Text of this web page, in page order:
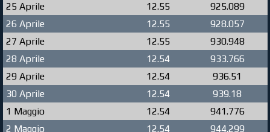
25 Aprile
12.55
925.089
26 Aprile
12.55
928.057
27 Aprile
12.55
930.948
28 Aprile
12.54
933.766
29 Aprile
12.54
936.51
30 Aprile
12.54
939.18
1 Maggio
12.54
941.776
2 Maggio
12.54
944.299